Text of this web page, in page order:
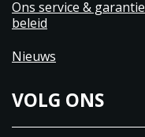
Ons service & garantie
beleid
Nieuws
VOLG ONS